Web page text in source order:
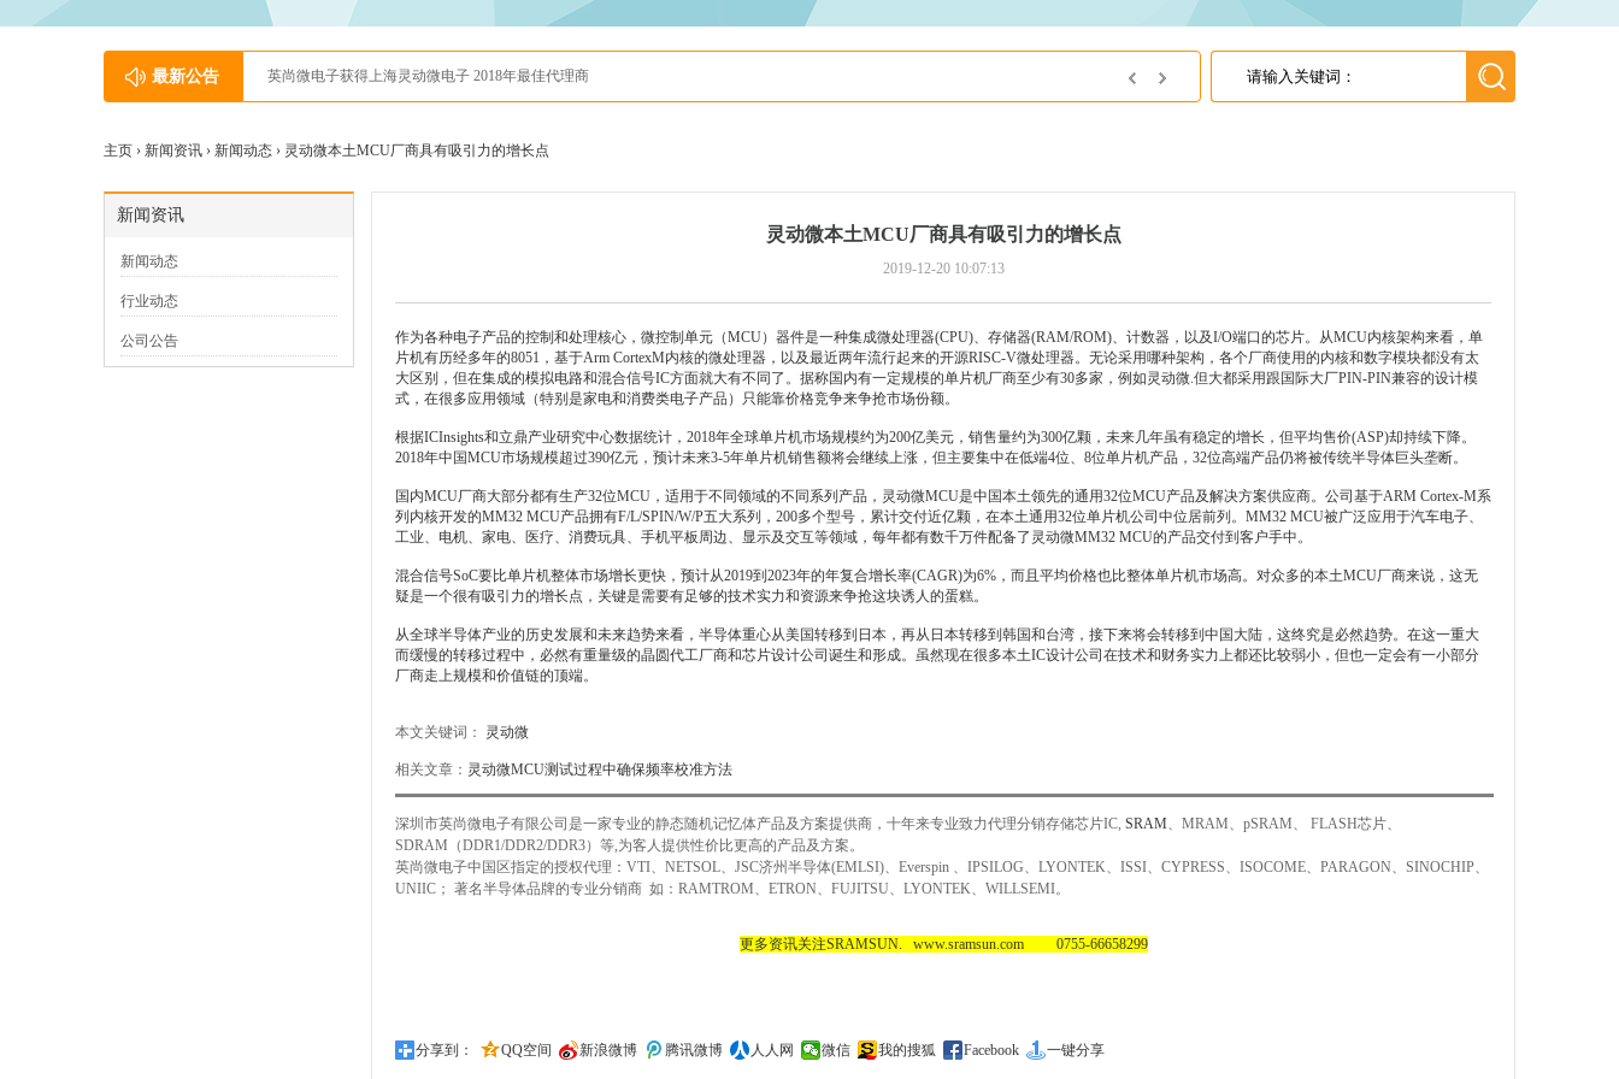
最新公告 英尚微电子获得上海灵动微电子 2018年最佳代理商
主页 › 新闻资讯 › 新闻动态 › 灵动微本土MCU厂商具有吸引力的增长点
新闻资讯
新闻动态
行业动态
公司公告
灵动微本土MCU厂商具有吸引力的增长点
2019-12-20 10:07:13
作为各种电子产品的控制和处理核心，微控制单元（MCU）器件是一种集成微处理器(CPU)、存储器(RAM/ROM)、计数器，以及I/O端口的芯片。从MCU内核架构来看，单
片机有历经多年的8051，基于Arm CortexM内核的微处理器，以及最近两年流行起来的开源RISC-V微处理器。无论采用哪种架构，各个厂商使用的内核和数字模块都没有太
大区别，但在集成的模拟电路和混合信号IC方面就大有不同了。据称国内有一定规模的单片机厂商至少有30多家，例如灵动微.但大都采用跟国际大厂PIN-PIN兼容的设计模
式，在很多应用领域（特别是家电和消费类电子产品）只能靠价格竞争来争抢市场份额。
根据ICInsights和立鼎产业研究中心数据统计，2018年全球单片机市场规模约为200亿美元，销售量约为300亿颗，未来几年虽有稳定的增长，但平均售价(ASP)却持续下降。
2018年中国MCU市场规模超过390亿元，预计未来3-5年单片机销售额将会继续上涨，但主要集中在低端4位、8位单片机产品，32位高端产品仍将被传统半导体巨头垄断。
国内MCU厂商大部分都有生产32位MCU ，适用于不同领域的不同系列产品，灵动微MCU是中国本土领先的通用32位MCU产品及解决方案供应商。公司基于ARM Cortex-M系
列内核开发的MM32 MCU产品拥有F/L/SPIN/W/P五大系列，200多个型号，累计交付近亿颗，在本土通用32位单片机公司中位居前列。MM32 MCU被广泛应用于汽车电子、
工业、电机、家电、医疗、消费玩具、手机平板周边、显示及交互等领域，每年都有数千万件配备了灵动微MM32 MCU的产品交付到客户手中。
混合信号SoC要比单片机整体市场增长更快，预计从2019到2023年的年复合增长率(CAGR)为6%，而且平均价格也比整体单片机市场高。对众多的本土MCU厂商来说，这无
疑是一个很有吸引力的增长点，关键是需要有足够的技术实力和资源来争抢这块诱人的蛋糕。
从全球半导体产业的历史发展和未来趋势来看，半导体重心从美国转移到日本，再从日本转移到韩国和台湾，接下来将会转移到中国大陆，这终究是必然趋势。在这一重大
而缓慢的转移过程中，必然有重量级的晶圆代工厂商和芯片设计公司诞生和形成。虽然现在很多本土IC设计公司在技术和财务实力上都还比较弱小，但也一定会有一小部分
厂商走上规模和价值链的顶端。
本文关键词： 灵动微
相关文章： 灵动微MCU测试过程中确保频率校准方法
深圳市英尚微电子有限公司是一家专业的静态随机记忆体产品及方案提供商，十年来专业致力代理分销存储芯片IC, SRAM、MRAM、pSRAM、 FLASH芯片、
SDRAM（DDR1/DDR2/DDR3）等,为客人提供性价比更高的产品及方案。
英尚微电子中国区指定的授权代理：VTI、NETSOL、JSC济州半导体(EMLSI)、Everspin 、IPSILOG、LYONTEK、ISSI、CYPRESS、ISOCOME、PARAGON、SINOCHIP、
UNIIC； 著名半导体品牌的专业分销商 如：RAMTROM、ETRON、FUJITSU、LYONTEK、WILLSEMI。
​更多资讯关注SRAMSUN. www.sramsun.com 0755-66658299
分享到： QQ空间 新浪微博 腾讯微博 人人网 微信 我的搜狐 Facebook 一键分享